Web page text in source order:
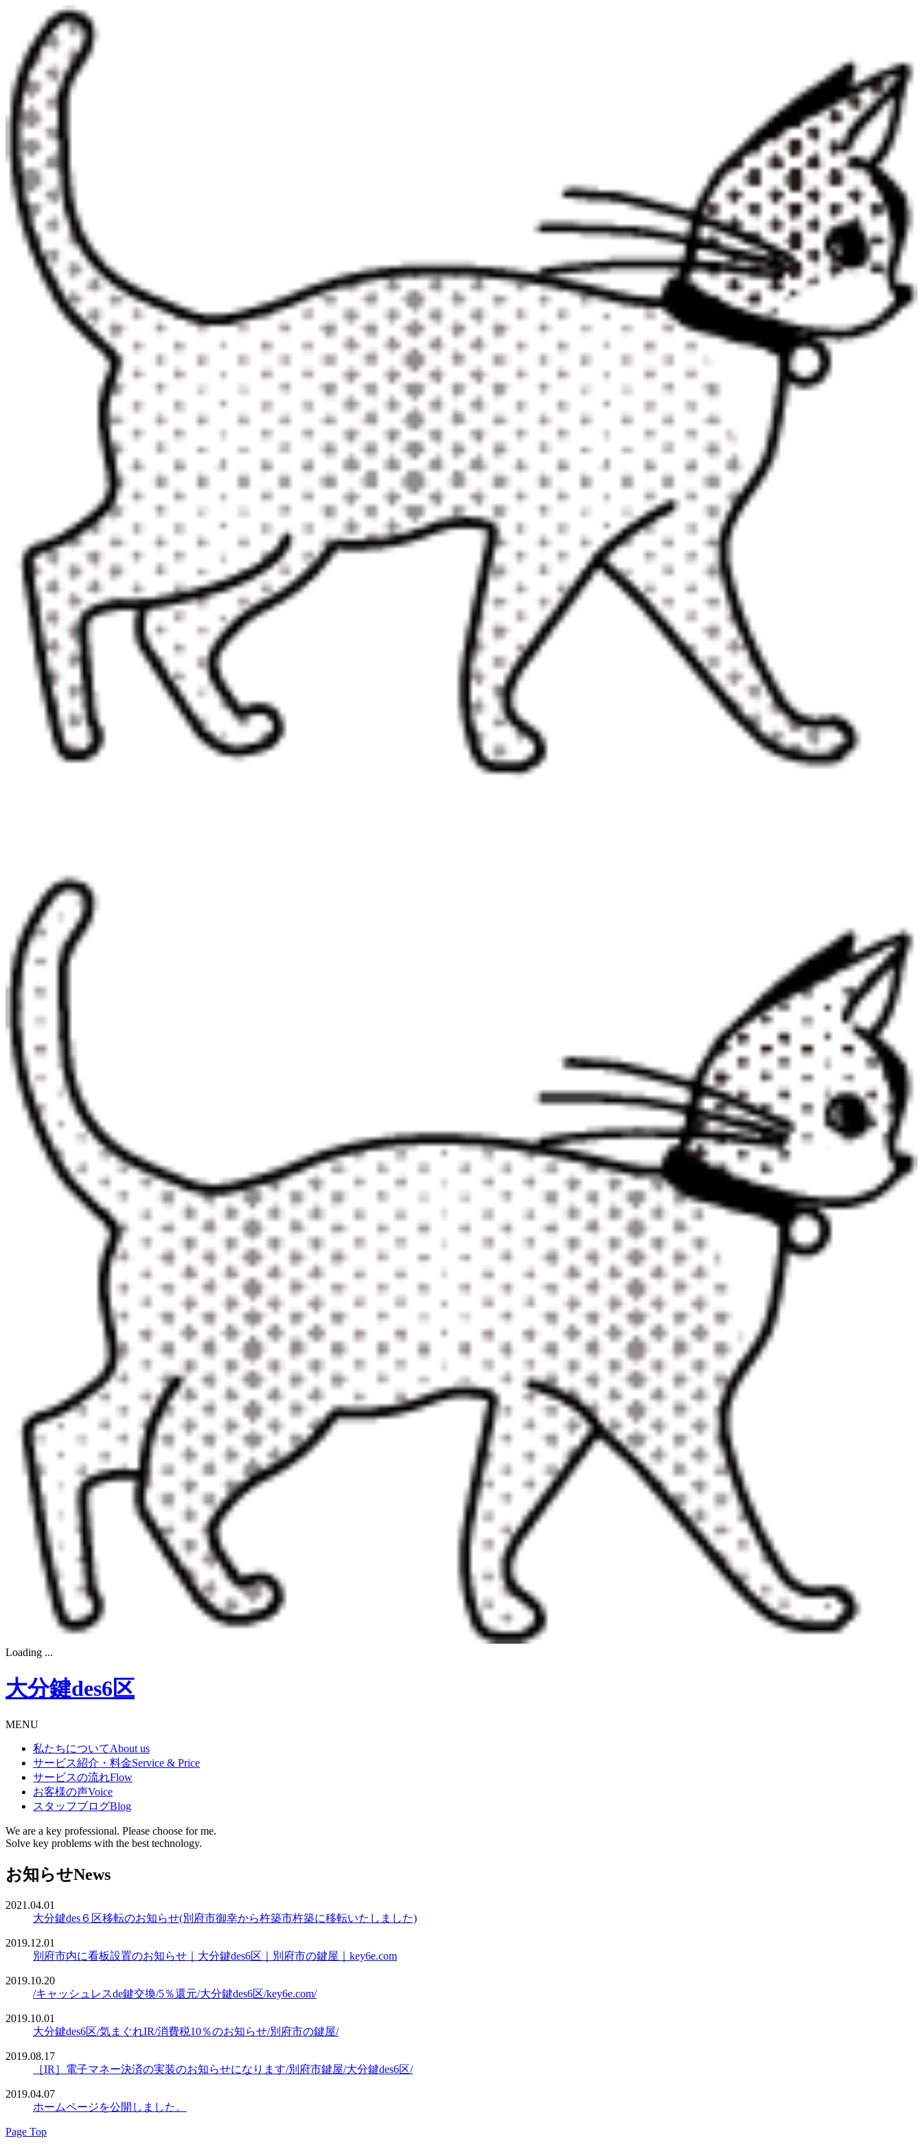
Loading ...
大分鍵des6区
MENU
私たちについてAbout us
サービス紹介・料金Service & Price
サービスの流れFlow
お客様の声Voice
スタッフブログBlog
We are a key professional. Please choose for me.
Solve key problems with the best technology.
お知らせNews
2021.04.01
大分鍵des６区移転のお知らせ(別府市御幸から杵築市杵築に移転いたしました)
2019.12.01
別府市内に看板設置のお知らせ｜大分鍵des6区｜別府市の鍵屋｜key6e.com
2019.10.20
/キャッシュレスde鍵交換/5％還元/大分鍵des6区/key6e.com/
2019.10.01
大分鍵des6区/気まぐれIR/消費税10％のお知らせ/別府市の鍵屋/
2019.08.17
［IR］電子マネー決済の実装のお知らせになります/別府市鍵屋/大分鍵des6区/
2019.04.07
ホームページを公開しました。
Page Top